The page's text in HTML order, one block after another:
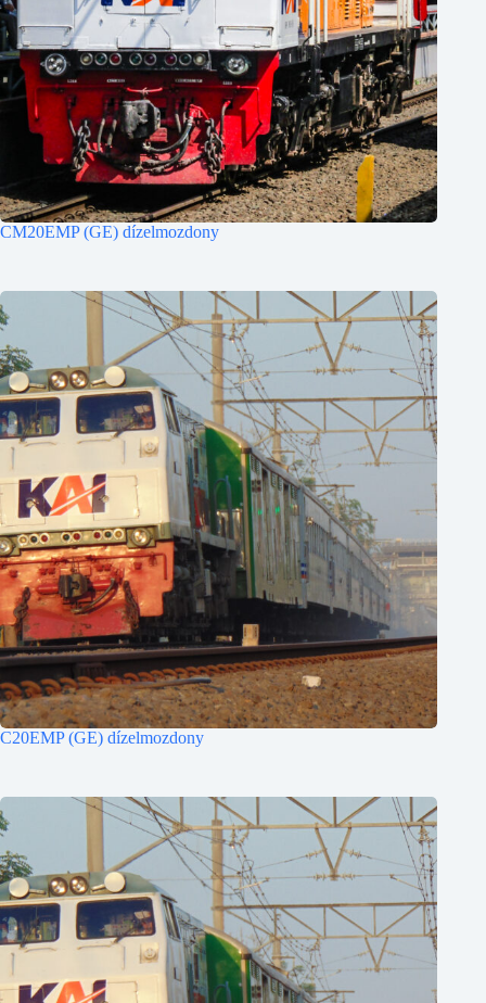
CM20EMP (GE) dízelmozdony
C20EMP (GE) dízelmozdony